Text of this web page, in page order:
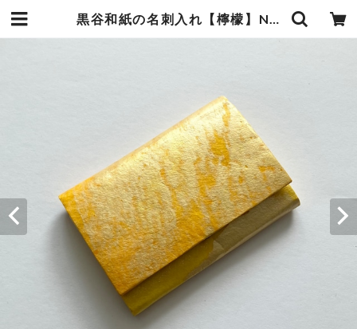
黒谷和紙の名刺入れ【檸檬】No.2 | 暮らしの中の和紙のかたち